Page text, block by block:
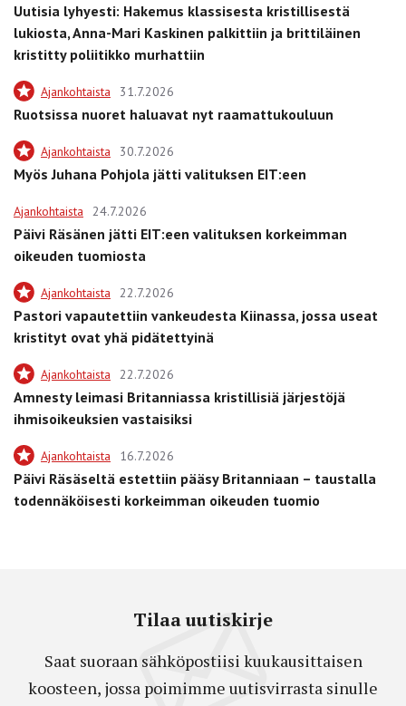
Uutisia lyhyesti: Hakemus klassisesta kristillisestä
lukiosta, Anna-Mari Kaskinen palkittiin ja brittiläinen
kristitty poliitikko murhattiin
Ajankohtaista 31.7.2026
Ruotsissa nuoret haluavat nyt raamattukouluun
Ajankohtaista 30.7.2026
Myös Juhana Pohjola jätti valituksen EIT:een
Ajankohtaista 24.7.2026
Päivi Räsänen jätti EIT:een valituksen korkeimman
oikeuden tuomiosta
Ajankohtaista 22.7.2026
Pastori vapautettiin vankeudesta Kiinassa, jossa useat
kristityt ovat yhä pidätettyinä
Ajankohtaista 22.7.2026
Amnesty leimasi Britanniassa kristillisiä järjestöjä
ihmisoikeuksien vastaisiksi
Ajankohtaista 16.7.2026
Päivi Räsäseltä estettiin pääsy Britanniaan – taustalla
todennäköisesti korkeimman oikeuden tuomio
Tilaa uutiskirje
Saat suoraan sähköpostiisi kuukausittaisen
koosteen, jossa poimimme uutisvirrasta sinulle